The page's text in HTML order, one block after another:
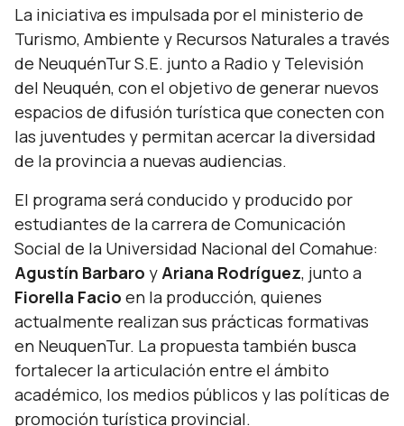
La iniciativa es impulsada por el ministerio de
Turismo, Ambiente y Recursos Naturales a través
de NeuquénTur S.E. junto a Radio y Televisión
del Neuquén, con el objetivo de generar nuevos
espacios de difusión turística que conecten con
las juventudes y permitan acercar la diversidad
de la provincia a nuevas audiencias.
El programa será conducido y producido por
estudiantes de la carrera de Comunicación
Social de la Universidad Nacional del Comahue:
Agustín Barbaro yAriana Rodríguez, junto a
Fiorella Facio en la producción, quienes
actualmente realizan sus prácticas formativas
en NeuquenTur. La propuesta también busca
fortalecer la articulación entre el ámbito
académico, los medios públicos y las políticas de
promoción turística provincial.